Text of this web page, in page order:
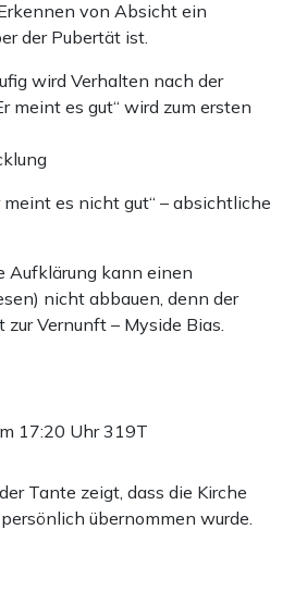
von Absicht ein
der Pubertät ist.
wird Verhalten nach der
meint es gut“ wird zum ersten
meint es nicht gut“ – absichtliche
Aufklärung kann einen
nicht abbauen, denn der
Vernunft – Myside Bias.
17:20 Uhr319T
Tante zeigt, dass die Kirche
übernommen wurde.